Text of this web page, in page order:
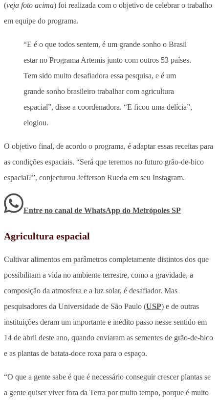
(veja foto acima) foi realizada com o objetivo de celebrar o trabalho
em equipe do programa.
“E é o que todos sentem, é um grande sonho o Brasil
estar no Programa Artemis junto com outros 53 países.
Tem sido muito desafiadora essa pesquisa, e é um
grande sonho brasileiro trabalhar com agricultura
espacial”, disse a coordenadora. “E ficou uma delícia”,
elogiou.
O objetivo final, de acordo o programa, é adaptar essas receitas para
as condições espaciais. “Será que teremos no futuro grão-de-bico
espacial?”, conjecturou Jefferson Rueda em seu Instagram.
Entre no canal de WhatsApp do Metrópoles SP
Agricultura espacial
Cultivar alimentos em parâmetros completamente distintos dos que
possibilitam a vida no ambiente terrestre, como a gravidade, a
composição da atmosfera e a luz solar, é desafiador. Mas
pesquisadores da Universidade de São Paulo (USP) e de outras
instituições deram um importante e inédito passo nesse sentido em
14 de abril deste ano, quando enviaram as sementes de grão-de-bico
e as plantas de batata-doce roxa para o espaço.
“O que a gente sabe é que é necessário conseguir crescer plantas se
a gente quiser viver fora da Terra por muito tempo, porque é muito